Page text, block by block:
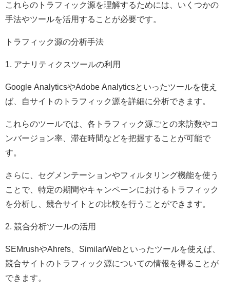
これらのトラフィック源を理解するためには、いくつかの
手法やツールを活用することが必要です。
トラフィック源の分析手法
1. アナリティクスツールの利用
Google AnalyticsやAdobe Analyticsといったツールを使え
ば、自サイトのトラフィック源を詳細に分析できます。
これらのツールでは、各トラフィック源ごとの来訪数やコ
ンバージョン率、滞在時間などを把握することが可能で
す。
さらに、セグメンテーションやフィルタリング機能を使う
ことで、特定の期間やキャンペーンにおけるトラフィック
を分析し、競合サイトとの比較を行うことができます。
2. 競合分析ツールの活用
SEMrushやAhrefs、SimilarWebといったツールを使えば、
競合サイトのトラフィック源についての情報を得ることが
できます。